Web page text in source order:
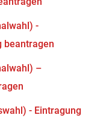
-
beantragen
–
- Eintragung